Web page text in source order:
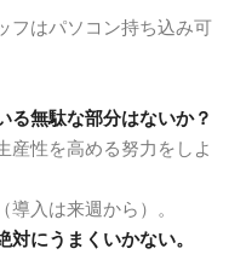
はパソコン持ち込み可
る無駄な部分はないか？
性を高める努力をしよ
導入は来週から）。
にうまくいかない。